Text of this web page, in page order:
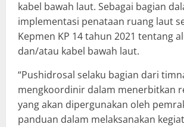
kabel bawah laut. Sebagai bagian
implementasi penataan ruang laut
Kepmen KP 14 tahun 2021 tentang
dan/atau kabel bawah laut.
“Pushidrosal selaku bagian dari
mengkoordinir dalam menerbitkan
yang akan dipergunakan oleh
panduan dalam melaksanakan